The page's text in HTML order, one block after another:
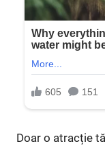
Doar o atracție